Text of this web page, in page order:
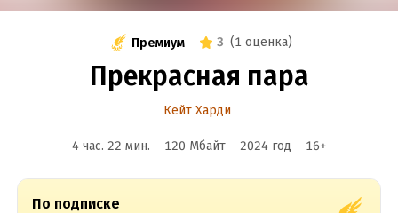
Премиум 3 (1 оценка)
Прекрасная пара
Кейт Харди
4 час. 22 мин. 120 Мбайт 2024 год 16+
По подписке